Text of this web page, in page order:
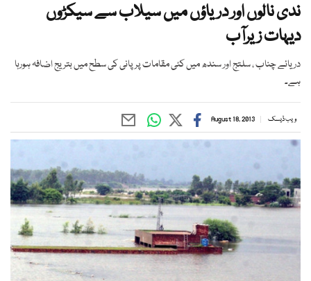
ندی نالوں اور دریاؤں میں سیلاب سے سیکڑوں
دیہات زیرآب
دریائے چناب ، سلتج اور سندھ میں کئی مقامات پر پانی کی سطح میں بتریج اضافہ ہورہا
ہے۔
ویب ڈیسک August 18, 2013